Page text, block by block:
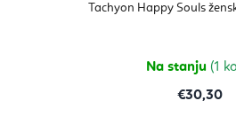
Tachyon Happy Souls
Na stanju (1
€30,30